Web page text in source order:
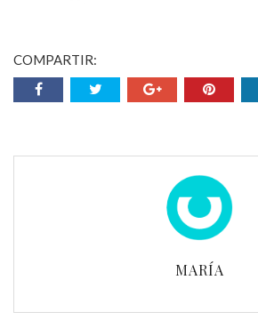
COMPARTIR:
MARÍA